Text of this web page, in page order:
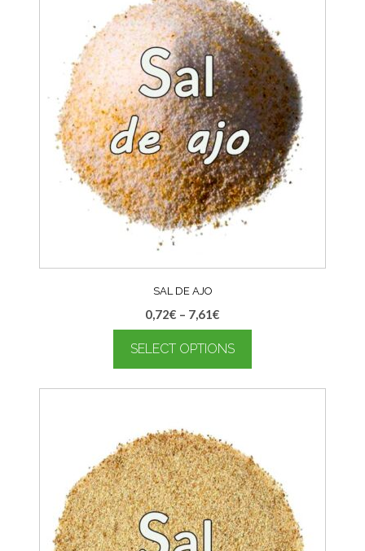
SAL DE AJO
0,72€ – 7,61€
SELECT OPTIONS